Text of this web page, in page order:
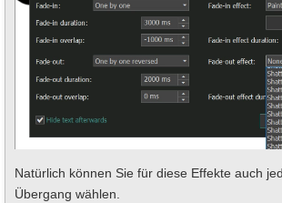
Natürlich können Sie für diese Effekte auch
Übergang wählen.